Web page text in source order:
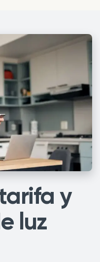
y
luz